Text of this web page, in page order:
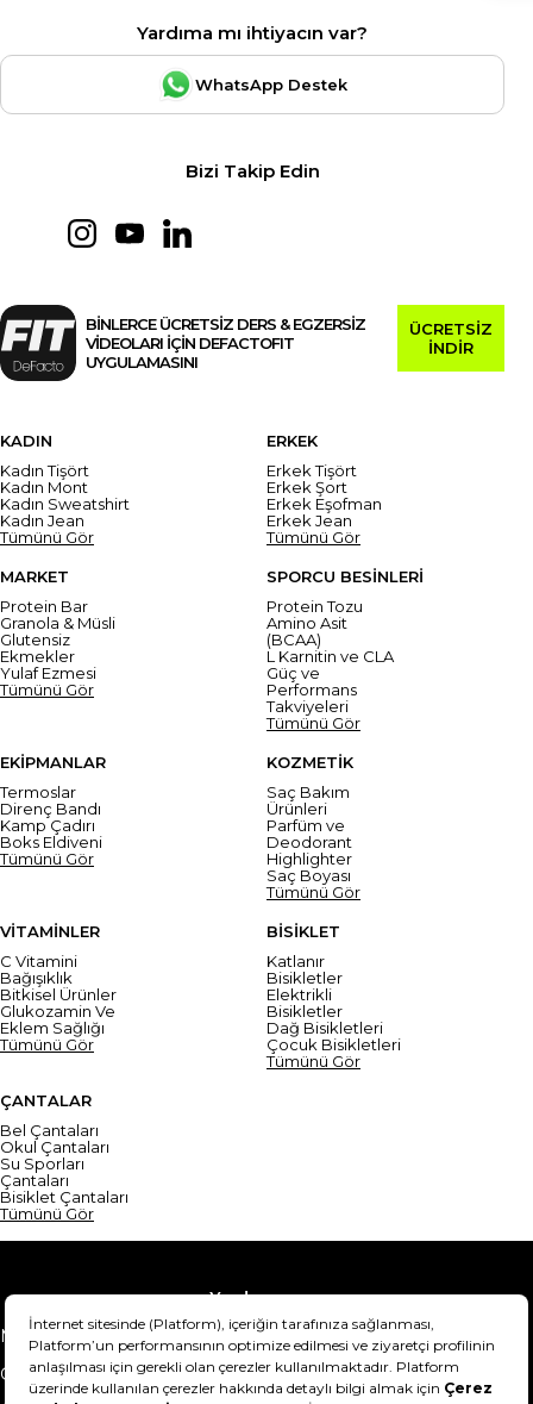
Yardıma mı ihtiyacın var?
WhatsApp Destek
Bizi Takip Edin
BİNLERCE ÜCRETSİZ DERS & EGZERSİZ
VİDEOLARI İÇİN DEFACTOFIT
UYGULAMASINI
ÜCRETSİZ
İNDİR
KADIN
Kadın Tişört
Kadın Mont
Kadın Sweatshirt
Kadın Jean
Tümünü Gör
ERKEK
Erkek Tişört
Erkek Şort
Erkek Eşofman
Erkek Jean
Tümünü Gör
MARKET
Protein Bar
Granola & Müsli
Glutensiz
Ekmekler
Yulaf Ezmesi
Tümünü Gör
SPORCU BESİNLERİ
Protein Tozu
Amino Asit
(BCAA)
L Karnitin ve CLA
Güç ve
Performans
Takviyeleri
Tümünü Gör
EKİPMANLAR
Termoslar
Direnç Bandı
Kamp Çadırı
Boks Eldiveni
Tümünü Gör
KOZMETİK
Saç Bakım
Ürünleri
Parfüm ve
Deodorant
Highlighter
Saç Boyası
Tümünü Gör
VİTAMİNLER
C Vitamini
Bağışıklık
Bitkisel Ürünler
Glukozamin Ve
Eklem Sağlığı
Tümünü Gör
BİSİKLET
Katlanır
Bisikletler
Elektrikli
Bisikletler
Dağ Bisikletleri
Çocuk Bisikletleri
Tümünü Gör
ÇANTALAR
Bel Çantaları
Okul Çantaları
Su Sporları
Çantaları
Bisiklet Çantaları
Tümünü Gör
Yardım
Mesafeli Satış Sözleşmesi
Teslimat Bilgisi
Gizlilik Sözleşmesi
Şartlar & Koşullar